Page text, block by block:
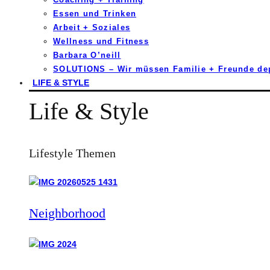
Essen und Trinken
Arbeit + Soziales
Wellness und Fitness
Barbara O’neill
SOLUTIONS – Wir müssen Familie + Freunde
LIFE & STYLE
Life & Style
Lifestyle Themen
Neighborhood